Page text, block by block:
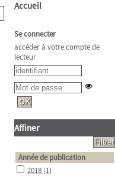
Accueil
Se connecter
accéder à votre compte de
lecteur
Affiner
Année de publication
2018 [1]